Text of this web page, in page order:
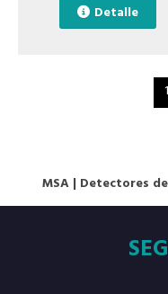
Detalle
1
MSA| Detectores